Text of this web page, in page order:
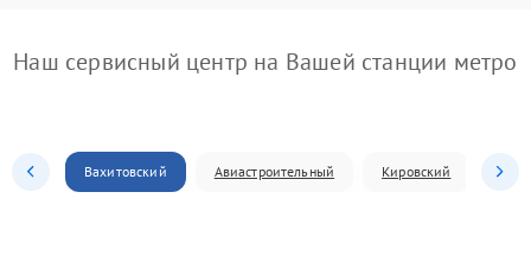
Наш сервисный центр на Вашей станции метро
Вахитовский Авиастроительный Кировский